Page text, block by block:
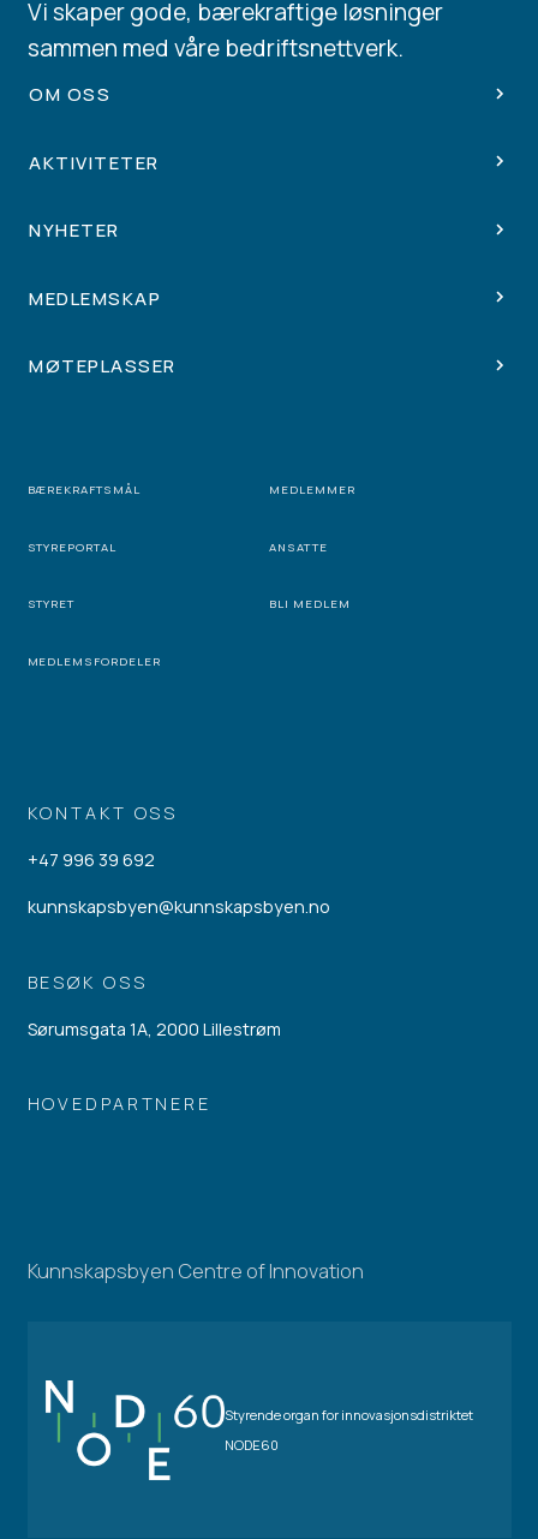
KONTAKT OSS
+47 996 39 692
kunnskapsbyen@kunnskapsbyen.no
BESØK OSS
Sørumsgata 1A, 2000 Lillestrøm
HOVEDPARTNERE
Vi skaper gode, bærekraftige løsninger
sammen med våre bedriftsnettverk.
OM OSS
AKTIVITETER
NYHETER
MEDLEMSKAP
MØTEPLASSER
BÆREKRAFTSMÅL MEDLEMMER
STYREPORTAL ANSATTE
STYRET BLI MEDLEM
MEDLEMSFORDELER
Kunnskapsbyen Centre of Innovation
Styrende organ for innovasjonsdistriktet
NODE60